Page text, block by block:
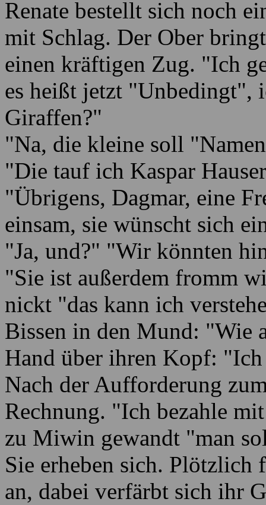
Renate bestellt sich noch
mit Schlag. Der Ober
einen kräftigen Zug. "Ich
es heißt jetzt "Unbedingt",
Giraffen?"
"Na, die kleine soll
"Die tauf ich Kaspar
"Übrigens, Dagmar, eine
einsam, sie wünscht sich
"Ja, und?" "Wir könnten
"Sie ist außerdem fromm
nickt "das kann ich
Bissen in den Mund: "Wie
Hand über ihren Kopf:
Nach der Aufforderung
Rechnung. "Ich bezahle
zu Miwin gewandt "man
Sie erheben sich. Plötzlich
an, dabei verfärbt sich ihr